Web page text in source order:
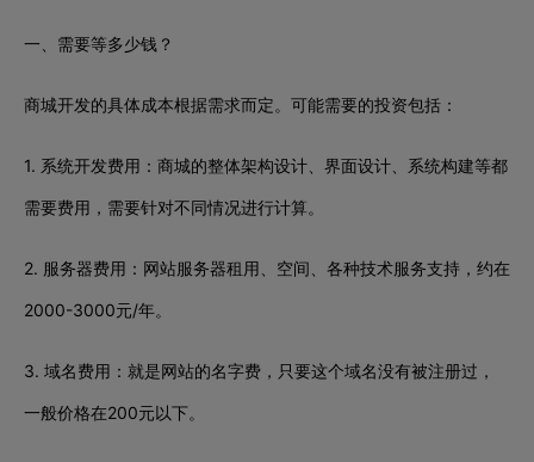
一、需要等多少钱？
商城开发的具体成本根据需求而定。可能需要的投资包括：
1. 系统开发费用：商城的整体架构设计、界面设计、系统构建等都
需要费用，需要针对不同情况进行计算。
2. 服务器费用：网站服务器租用、空间、各种技术服务支持，约在
2000-3000元/年。
3. 域名费用：就是网站的名字费，只要这个域名没有被注册过，
一般价格在200元以下。